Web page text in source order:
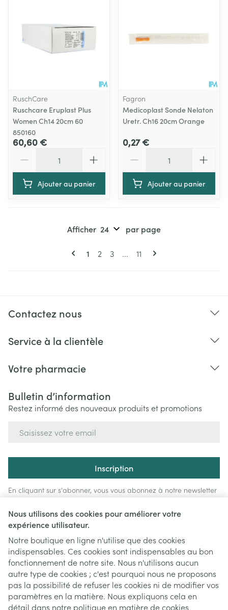
Nous utilisons des cookies pour améliorer votre
expérience utilisateur.
Notre boutique en ligne n'utilise que des cookies
indispensables. Ces cookies sont indispensables au bon
fonctionnement de notre site. Nous n'utilisons aucun
autre type de cookies ; c'est pourquoi nous ne proposons
pas la possibilité de refuser les cookies ni de modifier vos
paramètres en la matière. Nous expliquons cela en
détail dans notre politique en matière de cookies
RuschCare
Ruschcare Eruplast Plus
Women Ch14 20cm 60
850160
60,60 €
Ajouter au panier
Fagron
Medicoplast Sonde Nelaton
Uretr. Ch16 20cm Orange
0,27 €
Ajouter au panier
Vous lisez actuellement la page
1 Page
2 Page
3 ... Page
11
Afficher par page
Contactez nous
Service à la clientèle
Votre pharmacie
Bulletin d’information
Restez informé des nouveaux produits et promotions
Inscription
En cliquant sur s'abonner, vous vous abonnez à notre newsletter
et acceptez notrepolitique de confidentialité.
Liens légaux